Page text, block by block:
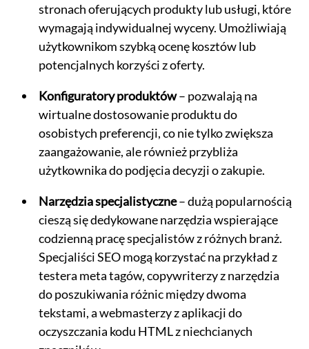
stronach oferujących produkty lub usługi, które
wymagają indywidualnej wyceny. Umożliwiają
użytkownikom szybką ocenę kosztów lub
potencjalnych korzyści z oferty.
Konfiguratory produktów– pozwalają na
wirtualne dostosowanie produktu do
osobistych preferencji, co nie tylko zwiększa
zaangażowanie, ale również przybliża
użytkownika do podjęcia decyzji o zakupie.
Narzędzia specjalistyczne– dużą popularnością
cieszą się dedykowane narzędzia wspierające
codzienną pracę specjalistów z różnych branż.
Specjaliści SEO mogą korzystać na przykład z
testera meta tagów, copywriterzy z narzędzia
do poszukiwania różnic między dwoma
tekstami, a webmasterzy z aplikacji do
oczyszczania kodu HTML z niechcianych